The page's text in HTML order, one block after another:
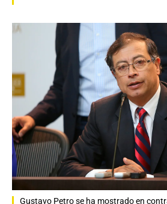
Gustavo Petro se ha mostrado en